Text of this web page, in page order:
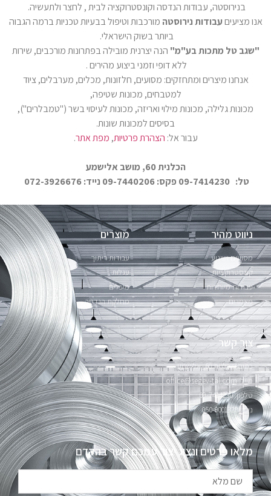
בנירוסטה, עבודות הנדסה וקונסטרוקציה לבית , לחצר ולתעשיה.
אנו מציעיםעבודות נירוסטה מורכבות וטיפול בבעיות טכניות ברמה הגבוה
ביותר בשוק הישראלי.
"שגב טל מתכות בע"מ" הנה יצרנית מובילה בפתרונות מורכבים, שירות
ללא דופי וזמני ביצוע מהירים .
אנחנו מיצרים ומתחזקים: מסועים, חלזונות, מכלים, מערבלים, ציוד
למטבחים, מכונות שטיפה,
מכונות גלילה, מכונות מילוי ואריזה, מכונות לעיסוי בשר ("טמבלרים"),
בסיסים למכונות שונות.
עבור אל: הצהרת פרטיות, מפת אתר.
הכלנית 60, מושב אלישמע
טל:09-7414230 פקס:09-7440206 נייד:072-3926676
ניווט מהיר
מסועים ושינוע
קונסטרוקציות
עבודות מיוחדות
מאמרים
מוצרים
עבודות ריתוך
עגלות
מיכלים
מחלקת הנדסה
צור קשר
כתובת: כלנית 60, אלישמע
מייל: office@segev-tal.com
טלפון: 09-7414230
נייד: 050-9001328
מלאו פרטים ונציג יצור עמכם קשר בהקדם